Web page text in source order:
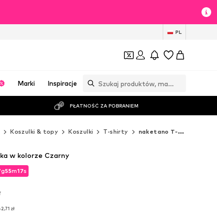
PL
Marki Inspiracje
PŁATNOŚĆ ZA POBRANIEM
Koszulki & topy Koszulki T-shirty naketano T-shirty
g55m16s
zł
g55m16s
w kolorze Czarny